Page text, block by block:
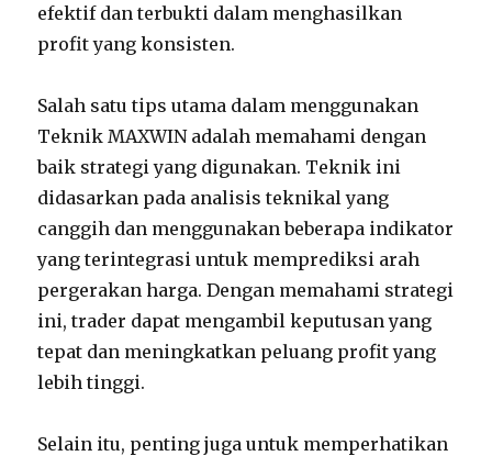
efektif dan terbukti dalam menghasilkan
profit yang konsisten.
Salah satu tips utama dalam menggunakan
Teknik MAXWIN adalah memahami dengan
baik strategi yang digunakan. Teknik ini
didasarkan pada analisis teknikal yang
canggih dan menggunakan beberapa indikator
yang terintegrasi untuk memprediksi arah
pergerakan harga. Dengan memahami strategi
ini, trader dapat mengambil keputusan yang
tepat dan meningkatkan peluang profit yang
lebih tinggi.
Selain itu, penting juga untuk memperhatikan